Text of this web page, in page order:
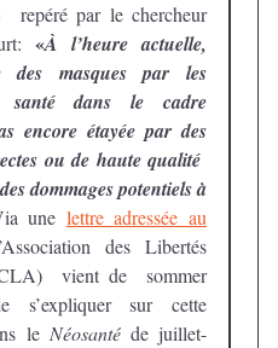
repéré par le chercheur
«À l’heure actuelle,
des masques par les
santé dans le cadre
encore étayée par des
ou de haute qualité
dommages potentiels à
une lettre adressée au
des Libertés
vient de sommer
s’expliquer sur cette
le Néosanté de juillet-